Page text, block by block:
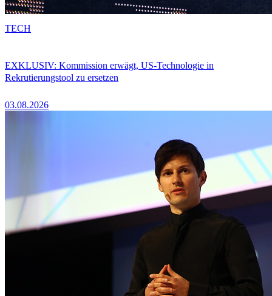
EXKLUSIV: Kommission erwägt, US-Technologie in
Rekrutierungstool zu ersetzen
03.08.2026
TECH